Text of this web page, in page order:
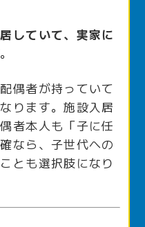
していて、実家に
偶者が持っていて
ります。施設入居
者本人も「子に任
なら、子世代への
とも選択肢になり